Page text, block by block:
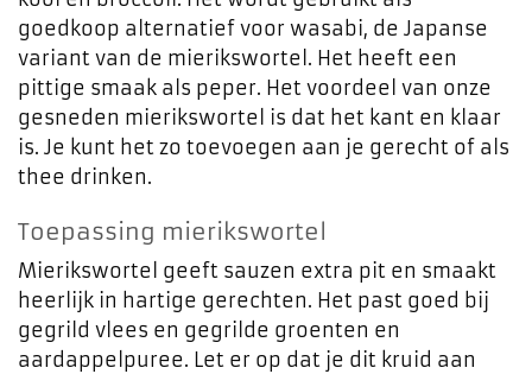
goedkoop alternatief voor wasabi, de Japanse
variant van de mierikswortel. Het heeft een
pittige smaak als peper. Het voordeel van onze
gesneden mierikswortel is dat het kant en klaar
is. Je kunt het zo toevoegen aan je gerecht of als
thee drinken.
Toepassing mierikswortel
Mierikswortel geeft sauzen extra pit en smaakt
heerlijk in hartige gerechten. Het past goed bij
gegrild vlees en gegrilde groenten en
aardappelpuree. Let er op dat je dit kruid aan